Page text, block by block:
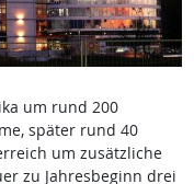
um rund 200
später rund 40
um zusätzliche
zu Jahresbeginn drei